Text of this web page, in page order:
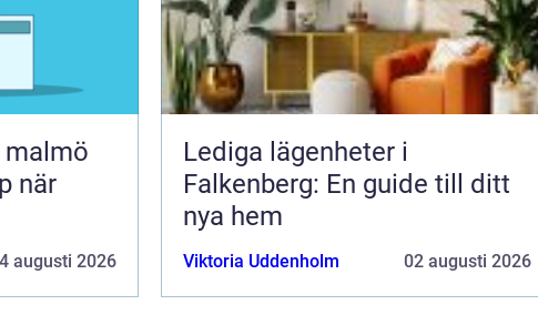
när
augusti 2026
Lediga lägenheter i
Falkenberg: En guide till ditt
nya hem
Viktoria Uddenholm 02 augusti 2026